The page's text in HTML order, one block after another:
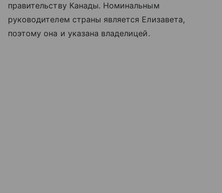
правительству Канады. Номинальным
руководителем страны является Елизавета,
поэтому она и указана владелицей.